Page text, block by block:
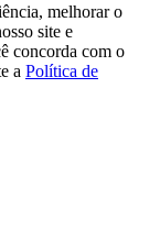
melhorar o
site e
concorda com o
a Política de